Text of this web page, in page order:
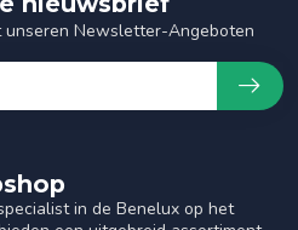
in de Benelux op het
unseren Newsletter-Angeboten